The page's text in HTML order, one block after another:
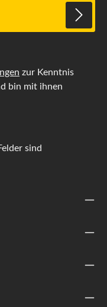
zur Kenntnis
bin mit ihnen
sind